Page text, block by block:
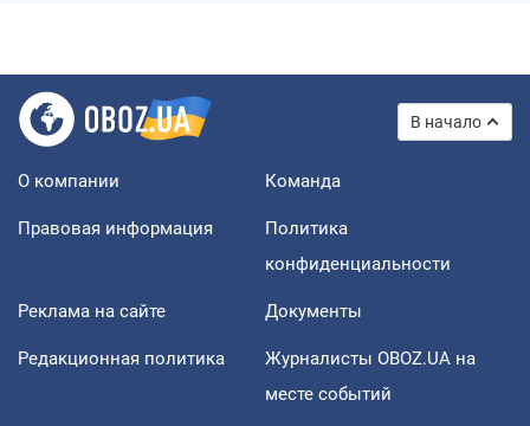
В начало
О компании Команда
Правовая информация
Политика
конфиденциальности
Реклама на сайте Документы
Редакционная политика
Журналисты OBOZ.UA на
месте событий